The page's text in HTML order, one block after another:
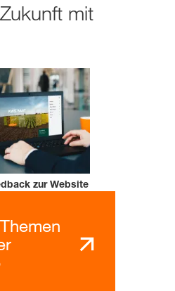
mit
zur Website